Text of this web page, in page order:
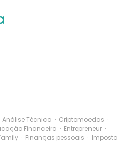
Análise Técnica · Criptomoedas ·
Financeira · Entrepreneur ·
· Finanças pessoais · Imposto